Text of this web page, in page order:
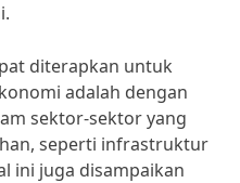
diterapkan untuk
adalah dengan
sektor-sektor yang
seperti infrastruktur
ini juga disampaikan